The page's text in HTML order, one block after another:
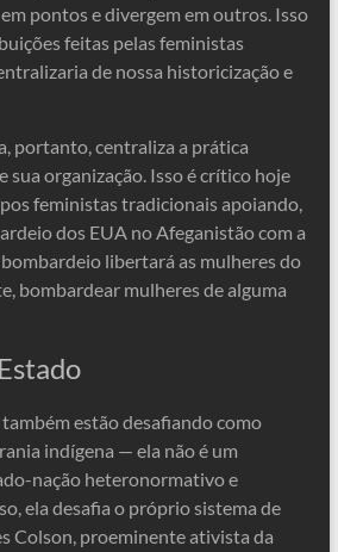
pontos e divergem em outros. Isso
feitas pelas feministas
de nossa historicização e
portanto, centraliza a prática
organização. Isso é crítico hoje
feministas tradicionais apoiando,
dos EUA no Afeganistão com a
bombardeio libertará as mulheres do
bombardear mulheres de alguma
estão desafiando como
indígena — ela não é um
nação heteronormativo e
ela desafia o próprio sistema de
Colson, proeminente ativista da